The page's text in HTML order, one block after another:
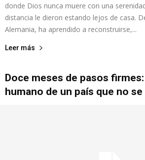
donde Dios nunca muere con una
distancia le dieron estando lejos de casa.
Alemania, ha aprendido a reconstruirse,...
Leer más
Doce meses de pasos
humano de un país que no